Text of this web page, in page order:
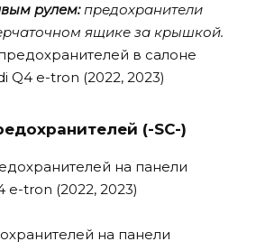
рулем:предохранители
ящике за крышкой.
(-SC-)
на панели